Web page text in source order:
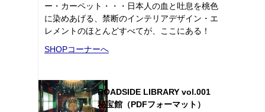
ー・カーペット・・・日本人の血と吐息を桃色
に染めあげる、禁断のインテリアデザイン・エ
レメントのほとんどすべてが、ここにある！
SHOPコーナーへ
ROADSIDE LIBRARY vol.001
秘宝館（PDFフォーマット）